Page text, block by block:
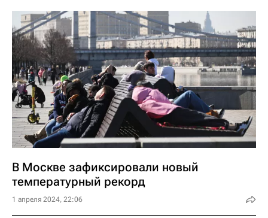
В Москве зафиксировали новый
температурный рекорд
1 апреля 2024, 22:06